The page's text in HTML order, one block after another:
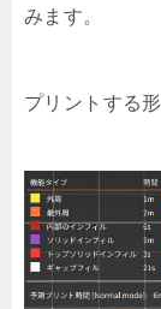
みます。
プリントする形